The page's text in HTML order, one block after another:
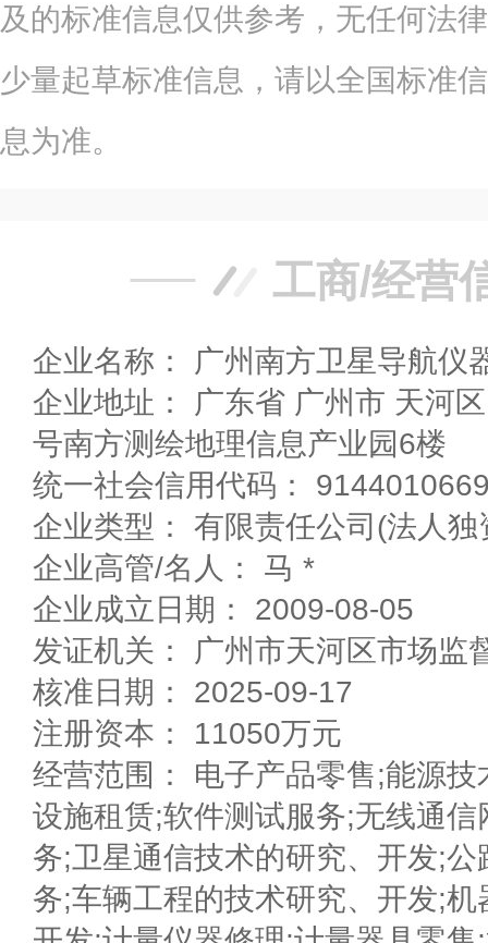
及的标准信息仅供参考，无任何法
少量起草标准信息，请以全国标准
息为准。
工商/经营
企业名称： 广州南方卫星导航仪
企业地址： 广东省 广州市 天河区 天河智慧城思成路39
号南方测绘地理信息产业园6楼
统一社会信用代码：
企业类型： 有限责任公司(法人独
企业高管/名人： 马 *
企业成立日期： 2009-08-05
发证机关： 广州市天河区市场监
核准日期： 2025-09-17
注册资本： 11050万元
经营范围： 电子产品零售;能源
设施租赁;软件测试服务;无线通
务;卫星通信技术的研究、开发;
务;车辆工程的技术研究、开发;